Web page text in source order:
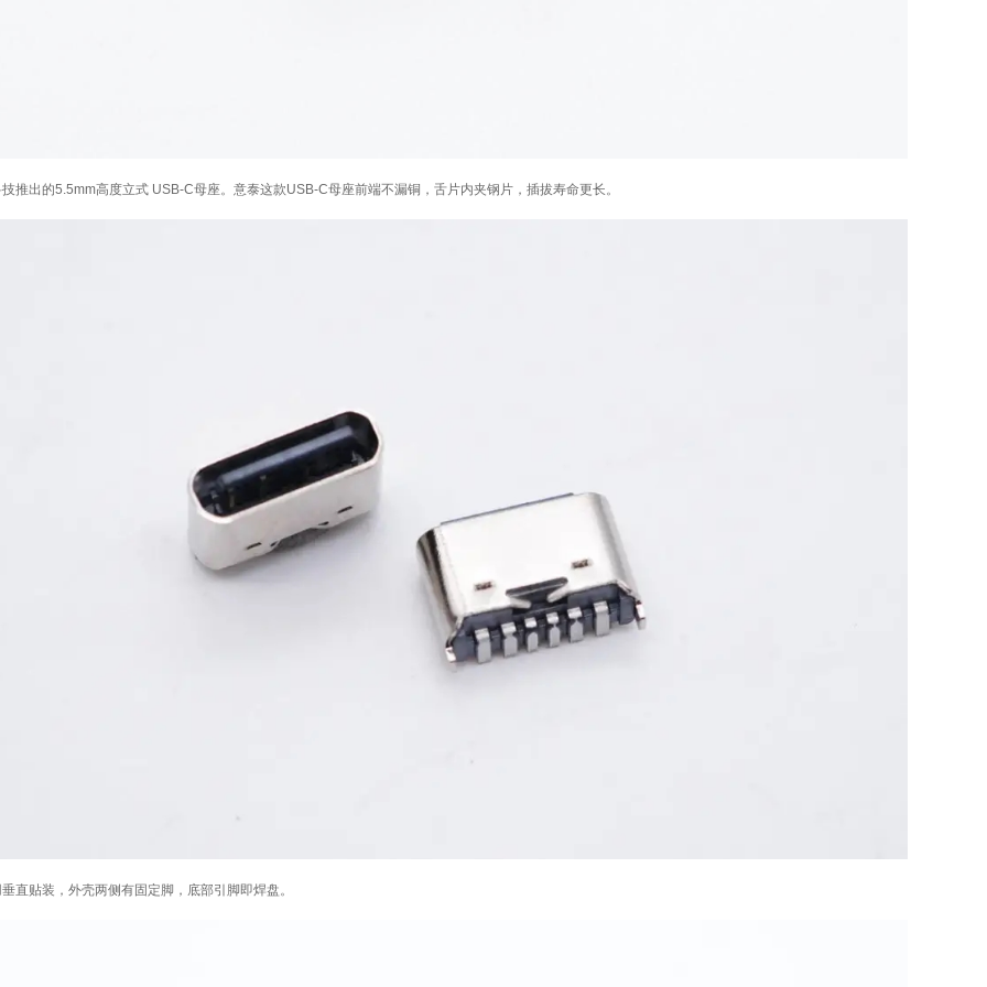
推出的5.5mm高度立式 USB-C母座。意泰这款USB-C母座前端不漏铜，舌片内夹钢片，插拔寿命更长。
直贴装，外壳两侧有固定脚，底部引脚即焊盘。